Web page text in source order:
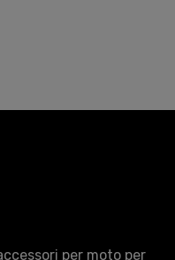
per moto per